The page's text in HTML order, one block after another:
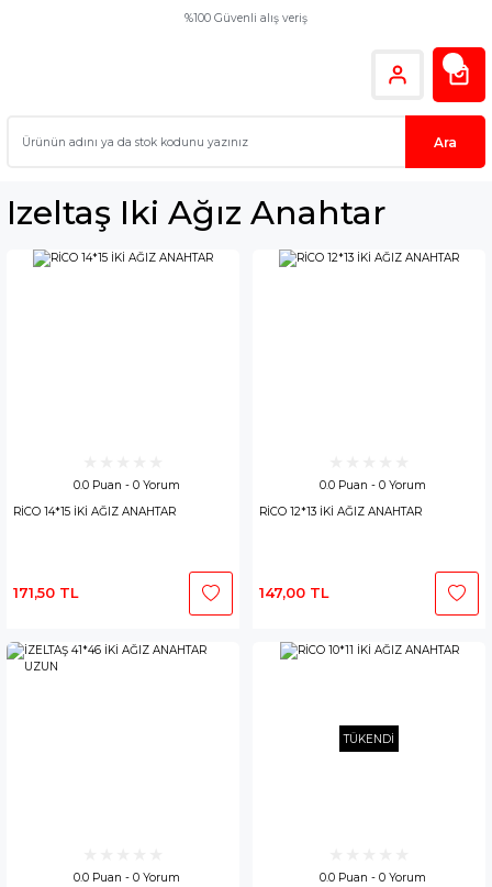
%100 Güvenli alış veriş
Ara
Izeltaş Iki Ağız Anahtar
0.0 Puan - 0 Yorum
RİCO 14*15 İKİ AĞIZ ANAHTAR
171,50 TL
0.0 Puan - 0 Yorum
RİCO 12*13 İKİ AĞIZ ANAHTAR
147,00 TL
0.0 Puan - 0 Yorum
TÜKENDİ
0.0 Puan - 0 Yorum